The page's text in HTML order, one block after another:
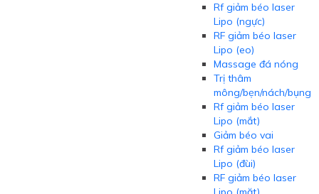
Rf giảm béo laser
Lipo (ngực)
RF giảm béo laser
Lipo (eo)
Massage đá nóng
Trị thâm
mông/bẹn/nách/bụng
Rf giảm béo laser
Lipo (mắt)
Giảm béo vai
Rf giảm béo laser
Lipo (đùi)
RF giảm béo laser